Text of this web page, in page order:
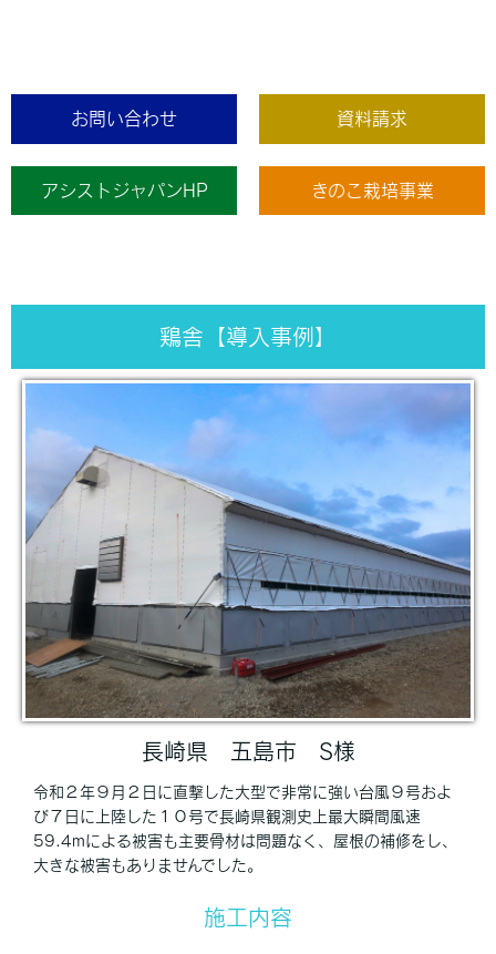
お問い合わせ 資料請求
アシストジャパンHP きのこ栽培事業
鶏舎【導入事例】
長崎県 五島市 S様
令和２年９月２日に直撃した大型で非常に強い台風９号およ
び７日に上陸した１０号で長崎県観測史上最大瞬間風速
59.4mによる被害も主要骨材は問題なく、屋根の補修をし、
大きな被害もありませんでした。
施工内容